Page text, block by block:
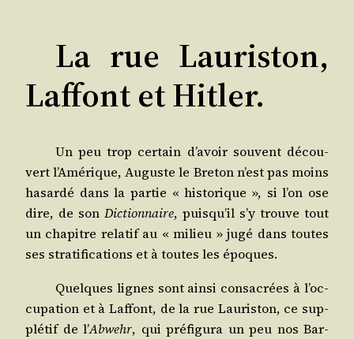
La rue Lauriston,
Laffont et Hitler.
Un peu trop cer­tain d’a­voir sou­vent décou­
vert l’A­mé­rique, Auguste le Bre­ton n’est pas moins
hasar­dé dans la par­tie « his­to­rique », si l’on ose
dire, de son Dic­tion­naire, puis­qu’il s’y trouve tout
un cha­pitre rela­tif au « milieu » jugé dans toutes
ses stra­ti­fi­ca­tions et à toutes les époques.
Quelques lignes sont ain­si consa­crées à l’oc­
cu­pa­tion et à Laf­font, de la rue Lau­ris­ton, ce sup­
plé­tif de l’Abwehr, qui pré­fi­gu­ra un peu nos Bar­